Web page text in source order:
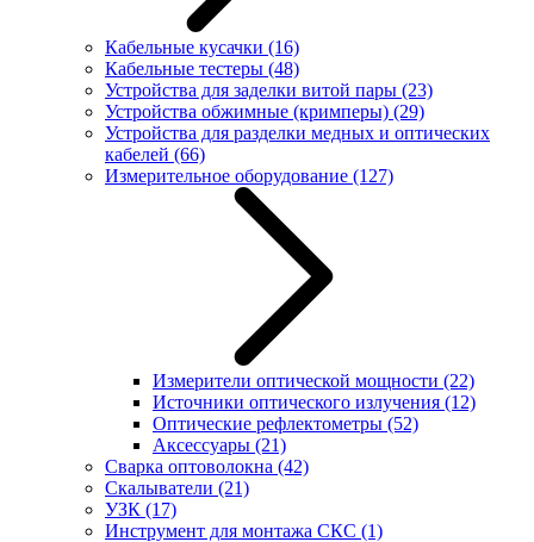
Кабельные кусачки (16)
Кабельные тестеры (48)
Устройства для заделки витой пары (23)
Устройства обжимные (кримперы) (29)
Устройства для разделки медных и оптических
кабелей (66)
Измерительное оборудование (127)
Измерители оптической мощности (22)
Источники оптического излучения (12)
Оптические рефлектометры (52)
Аксессуары (21)
Сварка оптоволокна (42)
Скалыватели (21)
УЗК (17)
Инструмент для монтажа СКС (1)